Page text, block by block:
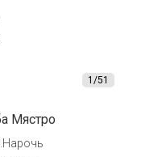
1/51
Мястро